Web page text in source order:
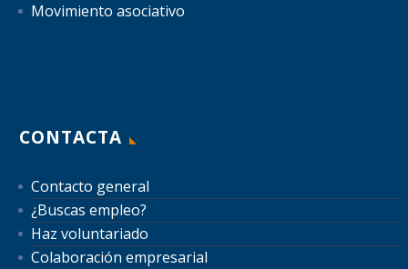
Movimiento asociativo
CONTACTA
Contacto general
¿Buscas empleo?
Haz voluntariado
Colaboración empresarial